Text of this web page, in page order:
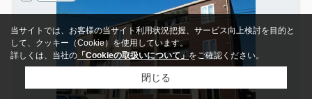
当サイトでは、お客様の当サイト利用状況把握、サービス向上検討を目的と
して、クッキー（Cookie）を使用しています。
詳しくは、当社の 「Cookieの取扱いについて」をご確認ください。
閉じる